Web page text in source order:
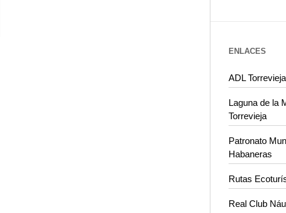
ENLACES
ADL Torrevieja
Laguna de la
Torrevieja
Patronato
Habaneras
Rutas
Real Club